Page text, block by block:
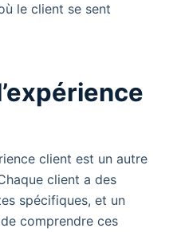
le client se sent
client est un autre
client a des
spécifiques, et un
comprendre ces